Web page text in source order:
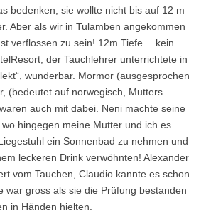
bedenken, sie wollte nicht bis auf 12 m
Aber als wir in Tulamben angekommen
verflossen zu sein! 12m Tiefe… kein
der Tauchlehrer unterrichtete in
wunderbar. Mormor (ausgesprochen
(bedeutet auf norwegisch, Mutters
auch mit dabei. Neni machte seine
hingegen meine Mutter und ich es
ein Sonnenbad zu nehmen und
leckeren Drink verwöhnten! Alexander
vom Tauchen, Claudio kannte es schon
war gross als sie die Prüfung bestanden
in Händen hielten.